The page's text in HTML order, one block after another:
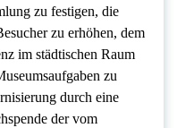
zu festigen, die
zu erhöhen, dem
im städtischen Raum
zu
durch eine
der vom